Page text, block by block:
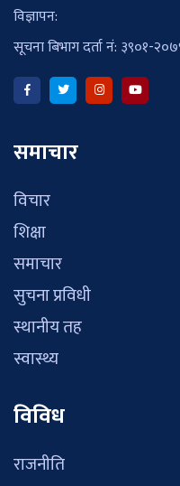
विज्ञापन:
सूचना बिभाग दर्ता नं: ३९०१-
समाचार
विचार
शिक्षा
समाचार
सुचना प्रविधी
स्थानीय तह
स्वास्थ्य
विविध
राजनीति